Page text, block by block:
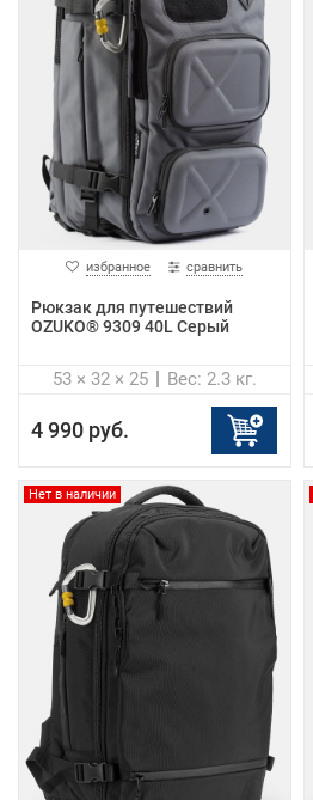
избранное сравнить
Рюкзак для путешествий
OZUKO® 9309 40L Серый
53 × 32 × 25 Вес: 2.3 кг.
4 990 руб.
Нет в наличии